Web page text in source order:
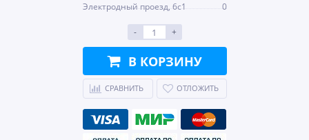
Электродный проезд, 6с1
0
- +
В КОРЗИНУ
СРАВНИТЬ ОТЛОЖИТЬ